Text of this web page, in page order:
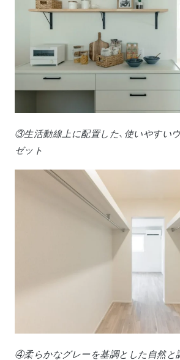
③生活動線上に配置した、使いやすい
ゼット
④柔らかなグレーを基調とした自然と